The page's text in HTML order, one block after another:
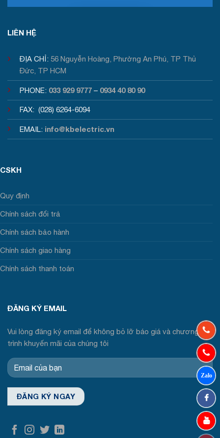
LIÊN HỆ
ĐỊA CHỈ: 56 Nguyễn Hoàng, Phường An Phú, TP Thủ
Đức, TP HCM
PHONE: 033 929 9777 – 0934 40 80 90
FAX: (028) 6264-6094
EMAIL: info@kbelectric.vn
CSKH
Quy định
Chính sách đổi trả
Chính sách bảo hành
Chính sách giao hàng
Chính sách thanh toán
ĐĂNG KÝ EMAIL
Vui lòng đăng ký email để không bỏ lỡ báo giá và chương
trình khuyến mãi của chúng tôi